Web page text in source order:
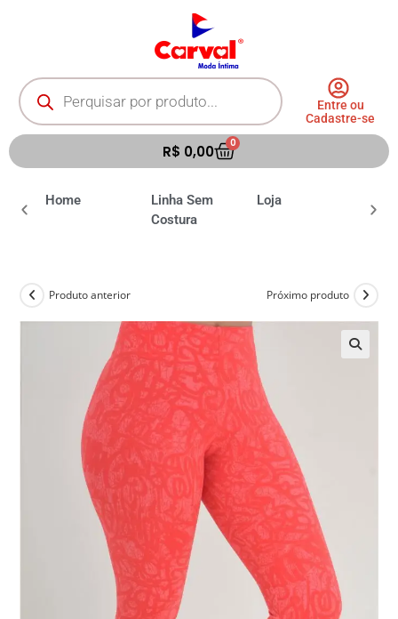
Entre ou
Cadastre-se
R$ 0,00 0
Home
Linha Sem
Costura
Loja
Produto anterior Próximo produto